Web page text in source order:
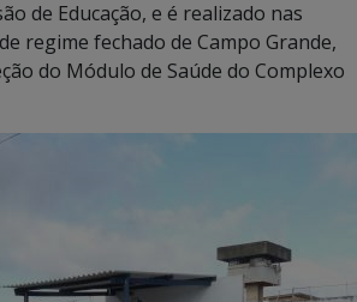
de Educação, e é realizado nas
regime fechado de Campo Grande,
do Módulo de Saúde do Complexo